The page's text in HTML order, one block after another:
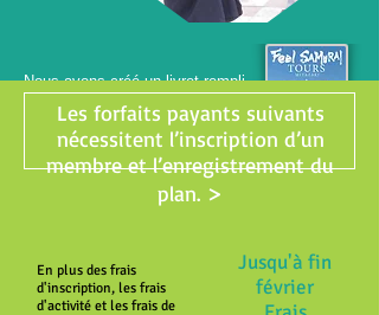
Nous avons créé un livret rempli
d'informations sur Feel Samurai
Tours. Veuillez lire ceci avant
votre expérience de Kendo.
Les forfaits payants suivants
nécessitent l’inscription d’un
membre et l’enregistrement du
plan. >
En plus des frais
d'inscription, les frais
d'activité et les frais de
Jusqu'à fin
février